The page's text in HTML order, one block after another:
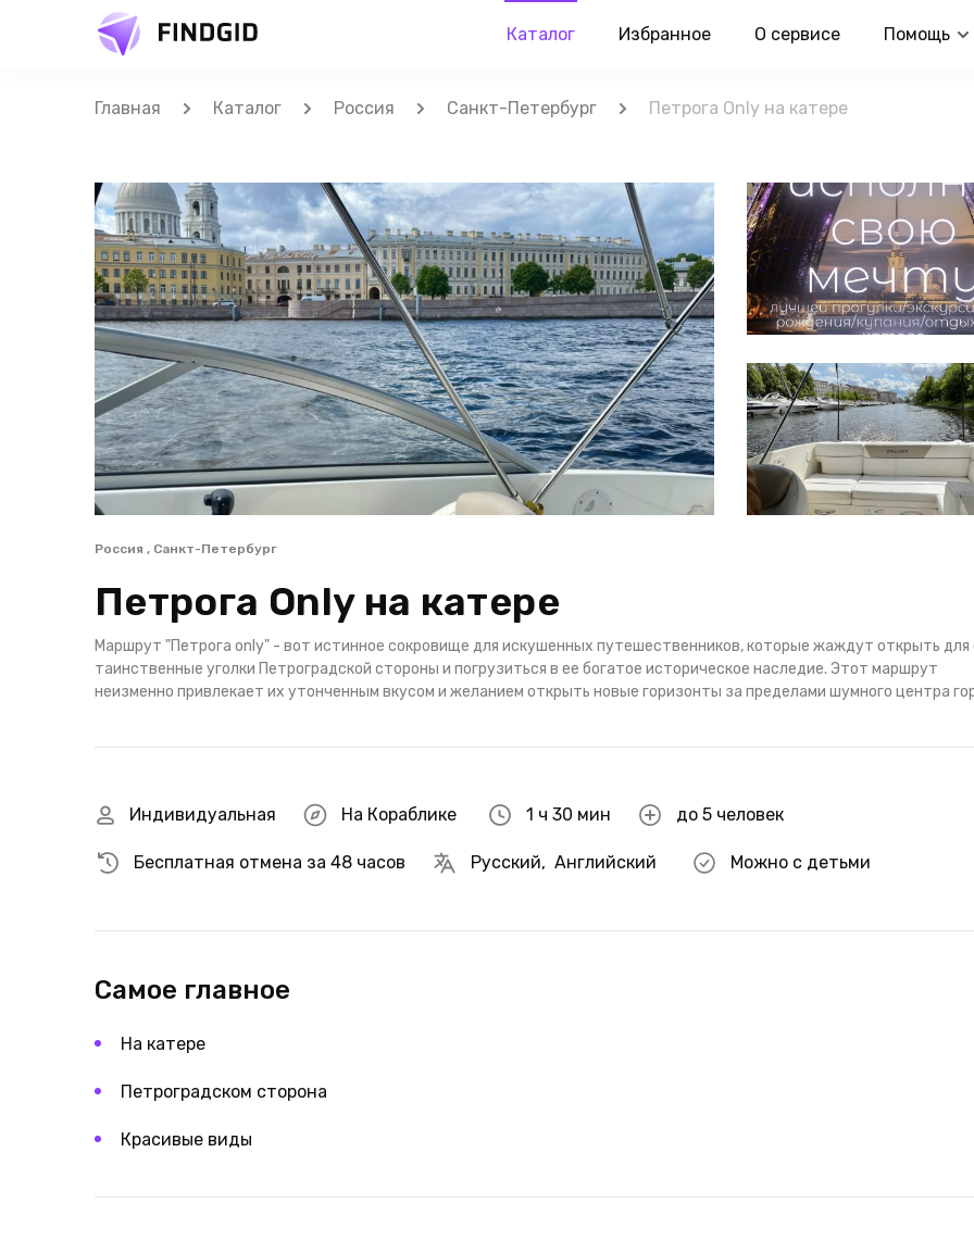
Каталог Избранное О сервисе Помощь
Главная Каталог Россия Санкт-Петербург Петрога Only на катере
Россия , Санкт-Петербург
Петрога Only на катере
Маршрут "Петрога only" - вот истинное сокровище для искушенных путешественников, которые жаждут открыть для
таинственные уголки Петроградской стороны и погрузиться в ее богатое историческое наследие. Этот маршрут
неизменно привлекает их утонченным вкусом и желанием открыть новые горизонты за пределами шумного центра
Индивидуальная На Кораблике 1 ч 30 мин до 5 человек
Бесплатная отмена за 48 часов Русский, Английский Можно с детьми
Самое главное
На катере
Петроградском сторона
Красивые виды